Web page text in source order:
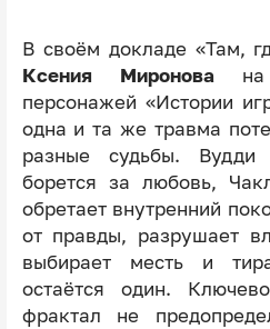
В своём докладе «Там,
Ксения Миронована
персонажей «Истории
одна и та же травма
разные судьбы.
борется за любовь,
обретает внутренний
от правды, разрушает
выбирает месть и
остаётся один.
фрактал не